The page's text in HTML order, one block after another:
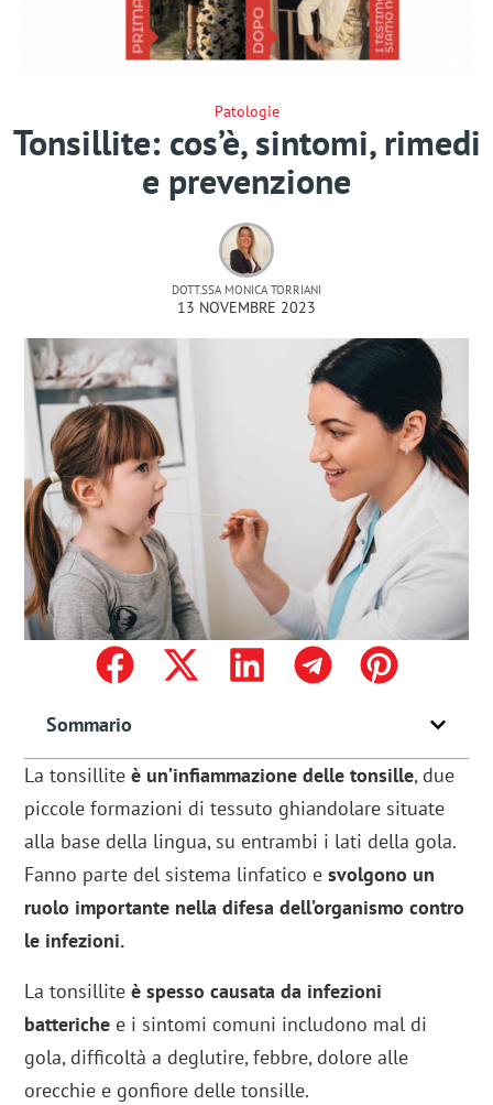
Patologie
Tonsillite: cos’è, sintomi, rimedi
e prevenzione
DOTT.SSA MONICA TORRIANI
13 NOVEMBRE 2023
Sommario
La tonsilliteè un’infiammazione delle tonsille, due
piccole formazioni di tessuto ghiandolare situate
alla base della lingua, su entrambi i lati della gola.
Fanno parte del sistema linfatico esvolgono un
ruolo importante nella difesa dell’organismo contro
le infezioni.
La tonsilliteè spesso causata da infezioni
batteriche e i sintomi comuni includono mal di
gola, difficoltà a deglutire, febbre, dolore alle
orecchie e gonfiore delle tonsille.